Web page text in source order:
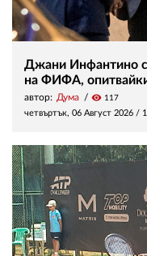
Джани Инфантино
на ФИФА,
автор: Дума visibility 117
четвъртък, 06 Август 2026 /